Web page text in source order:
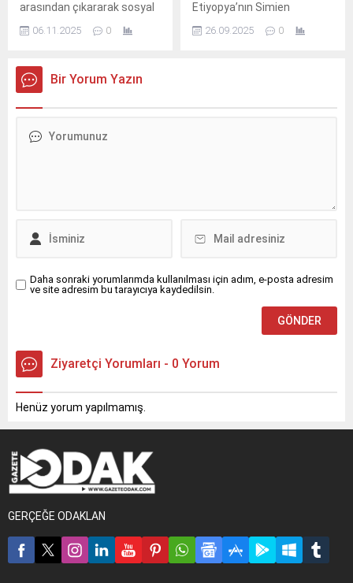
arasından çıkararak sosyal
haline getirme hedefi ile
Buca Belediyesi, Özel
Gereksinimli Bireyler
Sergisi'nde ağırladı.
06.11.2025 0
Etiyopya’nın Simien
sosyal yapılarıyla büyük
26.09.2025 0
Bir Yorum Yazın
Daha sonraki yorumlarımda kullanılması için adım, e-posta adresim
ve site adresim bu tarayıcıya kaydedilsin.
Ziyaretçi Yorumları - 0 Yorum
Henüz yorum yapılmamış.
GERÇEĞE ODAKLAN